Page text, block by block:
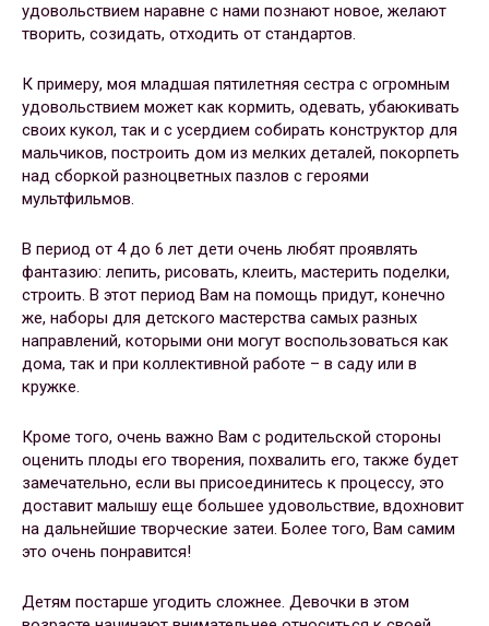
удовольствием наравне с нами познают новое, желают
творить, созидать, отходить от стандартов.
К примеру, моя младшая пятилетняя сестра с огромным
удовольствием может как кормить, одевать, убаюкивать
своих кукол, так и с усердием собирать конструктор для
мальчиков, построить дом из мелких деталей, покорпеть
над сборкой разноцветных пазлов с героями
мультфильмов.
В период от 4 до 6 лет дети очень любят проявлять
фантазию: лепить, рисовать, клеить, мастерить поделки,
строить. В этот период Вам на помощь придут, конечно
же, наборы для детского мастерства самых разных
направлений, которыми они могут воспользоваться как
дома, так и при коллективной работе – в саду или в
кружке.
Кроме того, очень важно Вам с родительской стороны
оценить плоды его творения, похвалить его, также будет
замечательно, если вы присоединитесь к процессу, это
доставит малышу еще большее удовольствие, вдохновит
на дальнейшие творческие затеи. Более того, Вам самим
это очень понравится!
Детям постарше угодить сложнее. Девочки в этом